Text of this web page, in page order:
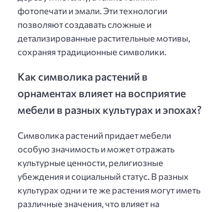
фотопечати и эмали. Эти технологии
позволяют создавать сложные и
детализированные растительные мотивы,
сохраняя традиционные символики.
Как символика растений в
орнаментах влияет на восприятие
мебели в разных культурах и эпохах?
Символика растений придает мебели
особую значимость и может отражать
культурные ценности, религиозные
убеждения и социальный статус. В разных
культурах одни и те же растения могут иметь
различные значения, что влияет на